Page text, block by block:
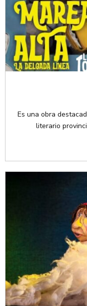
Es una obra
literario